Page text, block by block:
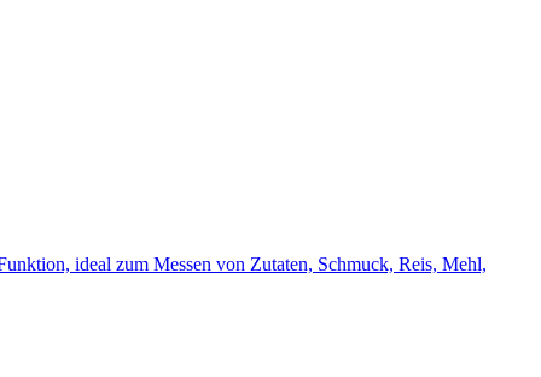
ideal zum Messen von Zutaten, Schmuck, Reis, Mehl,